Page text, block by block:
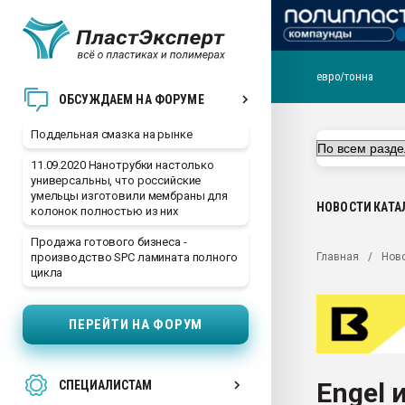
ОБСУЖДАЕМ НА ФОРУМЕ
Поддельная смазка на рынке
11.09.2020 Нанотрубки настолько
универсальны, что российские
умельцы изготовили мембраны для
колонок полностью из них
Продажа готового бизнеса -
производство SPC ламината полного
цикла
ПЕРЕЙТИ НА ФОРУМ
СПЕЦИАЛИСТАМ
ближайшее
Подмосковье, Москва
первый план в
28.07.2026
ситуацией на
Всё, что касается
Материал поверхности
Продам отходы
евро/тонна
НОВОСТИ
Главная
Engel